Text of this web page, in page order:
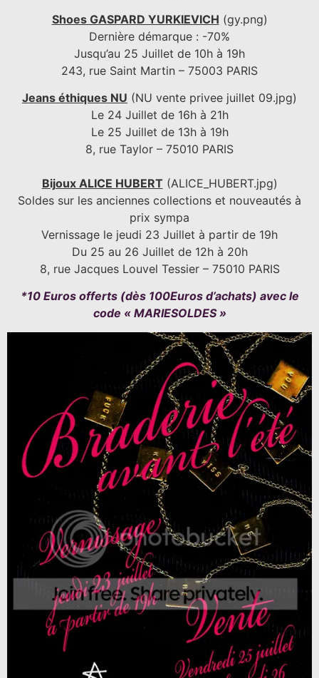
Shoes GASPARD YURKIEVICH (gy.png)
Dernière démarque : -70%
Jusqu’au 25 Juillet de 10h à 19h
243, rue Saint Martin – 75003 PARIS
Jeans éthiques NU (NU vente privee juillet 09.jpg)
Le 24 Juillet de 16h à 21h
Le 25 Juillet de 13h à 19h
8, rue Taylor – 75010 PARIS
Bijoux ALICE HUBERT (ALICE_HUBERT.jpg)
Soldes sur les anciennes collections et nouveautés à
prix sympa
Vernissage le jeudi 23 Juillet à partir de 19h
Du 25 au 26 Juillet de 12h à 20h
8, rue Jacques Louvel Tessier – 75010 PARIS
*10 Euros offerts (dès 100Euros d’achats) avec le
code « MARIESOLDES »